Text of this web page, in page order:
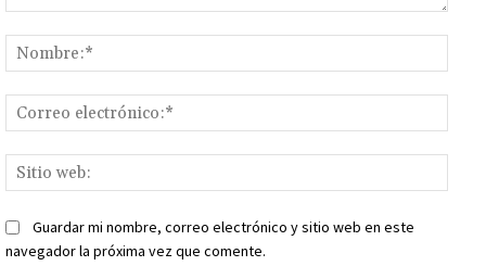
web:
Guardar mi nombre, correo electrónico y sitio web en este
navegador la próxima vez que comente.